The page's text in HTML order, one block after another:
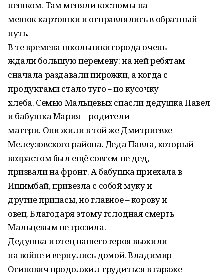
пешком. Там меняли костюмы на
мешок картошки и отправлялись в обратный
путь.
В те времена школьники города очень
ждали большую перемену: на ней ребятам
сначала раздавали пирожки, а когда с
продуктами стало туго – по кусочку
хлеба. Семью Мальцевых спасли дедушка Павел
и бабушка Мария – родители
матери. Они жили в той же Дмитриевке
Мелеузовского района. Деда Павла, который
возрастом был ещё совсем не дед,
призвали на фронт. А бабушка приехала в
Ишимбай, привезла с собой муку и
другие припасы, но главное – корову и
овец. Благодаря этому голодная смерть
Мальцевым не грозила.
Дедушка и отец нашего героя выжили
на войне и вернулись домой. Владимир
Осипович продолжил трудиться в гараже